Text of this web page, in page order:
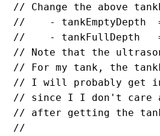
// Change the above
//    - tankEmptyDepth
//    - tankFullDepth   =
// Note that the
// For my tank, the
// I will probably get
// since I I don't care
// after getting the
//